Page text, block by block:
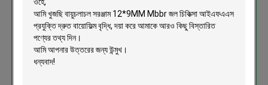
বায়ুচলাচল সরঞ্জাম 12*9MM Mbbr জল
চিকিত্সা আইএফএএস প্রযুক্তি দ্রুত বায়োফিল্ম